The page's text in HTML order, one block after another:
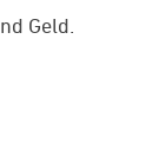
Geld.